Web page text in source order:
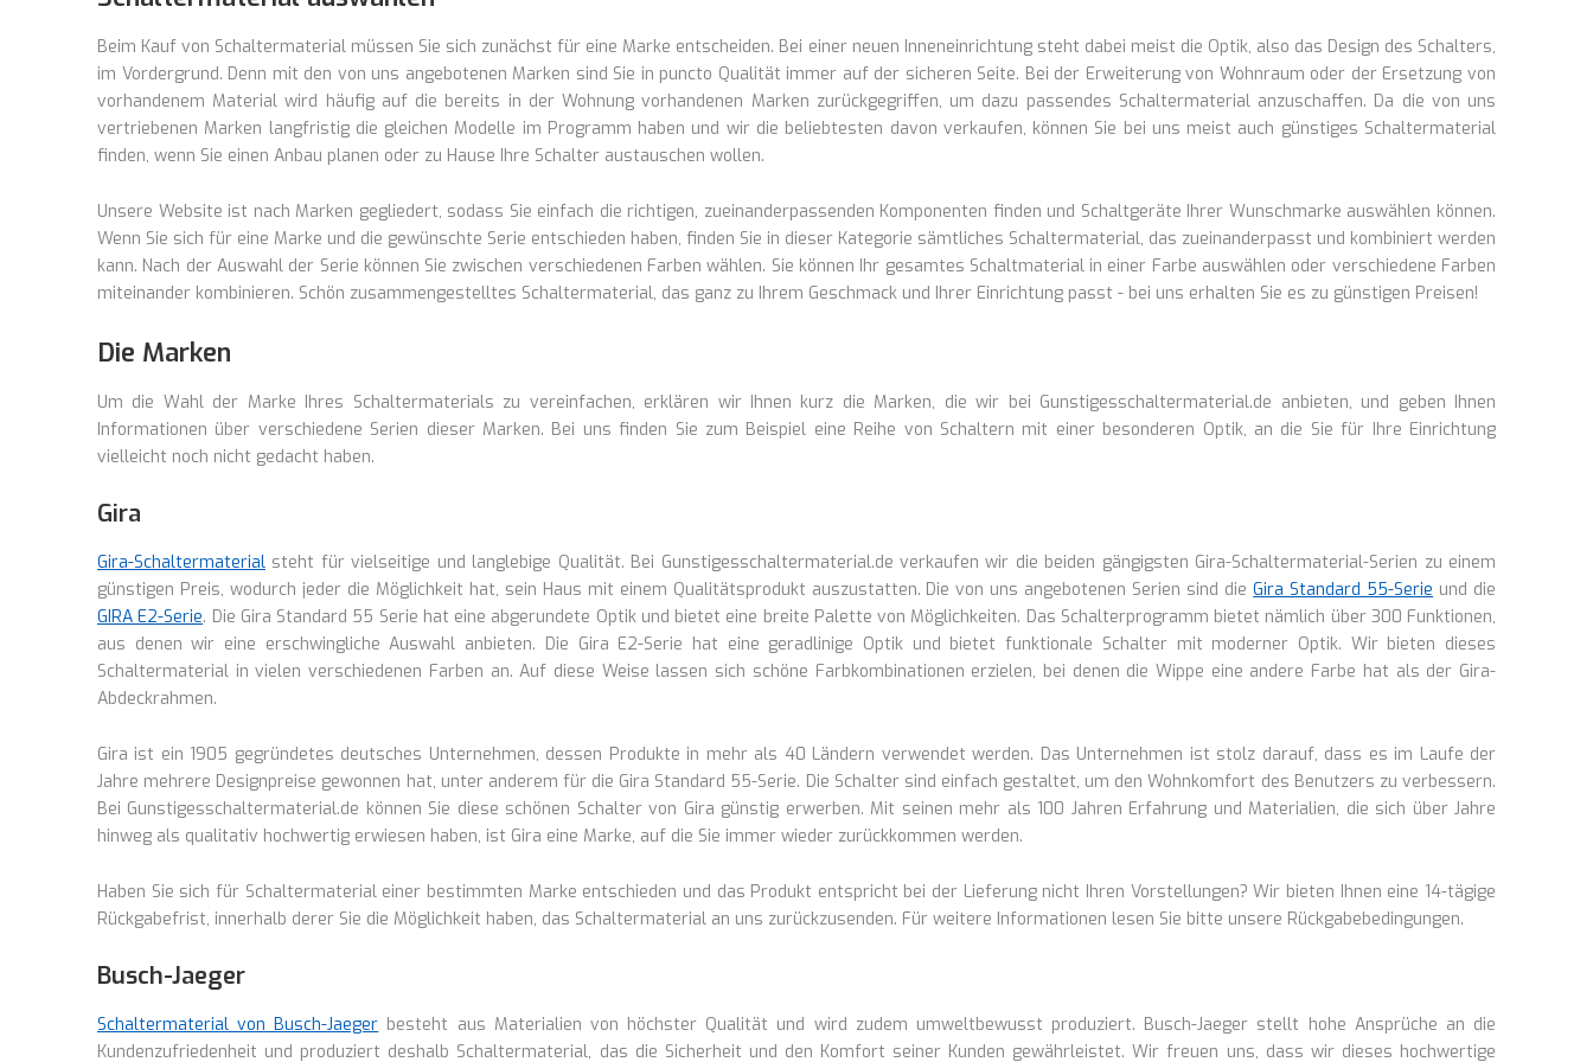
Beim Kauf von Schaltermaterial müssen Sie sich zunächst für eine Marke entscheiden. Bei einer neuen Inneneinrichtung steht dabei meist die Optik, also das Design des Schalters,
im Vordergrund. Denn mit den von uns angebotenen Marken sind Sie in puncto Qualität immer auf der sicheren Seite. Bei der Erweiterung von Wohnraum oder der Ersetzung von
vorhandenem Material wird häufig auf die bereits in der Wohnung vorhandenen Marken zurückgegriffen, um dazu passendes Schaltermaterial anzuschaffen. Da die von uns
vertriebenen Marken langfristig die gleichen Modelle im Programm haben und wir die beliebtesten davon verkaufen, können Sie bei uns meist auch günstiges Schaltermaterial
finden, wenn Sie einen Anbau planen oder zu Hause Ihre Schalter austauschen wollen.
Unsere Website ist nach Marken gegliedert, sodass Sie einfach die richtigen, zueinanderpassenden Komponenten finden und Schaltgeräte Ihrer Wunschmarke auswählen können.
Wenn Sie sich für eine Marke und die gewünschte Serie entschieden haben, finden Sie in dieser Kategorie sämtliches Schaltermaterial, das zueinanderpasst und kombiniert werden
kann. Nach der Auswahl der Serie können Sie zwischen verschiedenen Farben wählen. Sie können Ihr gesamtes Schaltmaterial in einer Farbe auswählen oder verschiedene Farben
miteinander kombinieren. Schön zusammengestelltes Schaltermaterial, das ganz zu Ihrem Geschmack und Ihrer Einrichtung passt - bei uns erhalten Sie es zu günstigen Preisen!
Die Marken
Um die Wahl der Marke Ihres Schaltermaterials zu vereinfachen, erklären wir Ihnen kurz die Marken, die wir bei Gunstigesschaltermaterial.de anbieten, und geben Ihnen
Informationen über verschiedene Serien dieser Marken. Bei uns finden Sie zum Beispiel eine Reihe von Schaltern mit einer besonderen Optik, an die Sie für Ihre Einrichtung
vielleicht noch nicht gedacht haben.
Gira
Gira-Schaltermaterial steht für vielseitige und langlebige Qualität. Bei Gunstigesschaltermaterial.de verkaufen wir die beiden gängigsten Gira-Schaltermaterial-Serien zu einem
günstigen Preis, wodurch jeder die Möglichkeit hat, sein Haus mit einem Qualitätsprodukt auszustatten. Die von uns angebotenen Serien sind dieGira Standard 55-Serie und die
GIRA E2-Serie. Die Gira Standard 55 Serie hat eine abgerundete Optik und bietet eine breite Palette von Möglichkeiten. Das Schalterprogramm bietet nämlich über 300 Funktionen,
aus denen wir eine erschwingliche Auswahl anbieten. Die Gira E2-Serie hat eine geradlinige Optik und bietet funktionale Schalter mit moderner Optik. Wir bieten dieses
Schaltermaterial in vielen verschiedenen Farben an. Auf diese Weise lassen sich schöne Farbkombinationen erzielen, bei denen die Wippe eine andere Farbe hat als der Gira-
Abdeckrahmen.
Gira ist ein 1905 gegründetes deutsches Unternehmen, dessen Produkte in mehr als 40 Ländern verwendet werden. Das Unternehmen ist stolz darauf, dass es im Laufe der
Jahre mehrere Designpreise gewonnen hat, unter anderem für die Gira Standard 55-Serie. Die Schalter sind einfach gestaltet, um den Wohnkomfort des Benutzers zu verbessern.
Bei Gunstigesschaltermaterial.de können Sie diese schönen Schalter von Gira günstig erwerben. Mit seinen mehr als 100 Jahren Erfahrung und Materialien, die sich über Jahre
hinweg als qualitativ hochwertig erwiesen haben, ist Gira eine Marke, auf die Sie immer wieder zurückkommen werden.
Haben Sie sich für Schaltermaterial einer bestimmten Marke entschieden und das Produkt entspricht bei der Lieferung nicht Ihren Vorstellungen? Wir bieten Ihnen eine 14-tägige
Rückgabefrist, innerhalb derer Sie die Möglichkeit haben, das Schaltermaterial an uns zurückzusenden. Für weitere Informationen lesen Sie bitte unsere Rückgabebedingungen.
Busch-Jaeger
Schaltermaterial von Busch-Jaeger besteht aus Materialien von höchster Qualität und wird zudem umweltbewusst produziert. Busch-Jaeger stellt hohe Ansprüche an die
Kundenzufriedenheit und produziert deshalb Schaltermaterial, das die Sicherheit und den Komfort seiner Kunden gewährleistet. Wir freuen uns, dass wir dieses hochwertige